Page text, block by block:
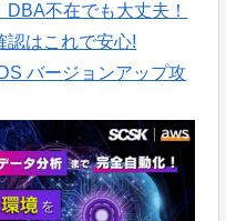
DBA不在でも大丈夫！
認はこれで安心!
バージョンアップ攻